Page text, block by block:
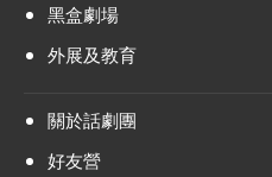
黑盒劇場
外展及教育
關於話劇團
好友營